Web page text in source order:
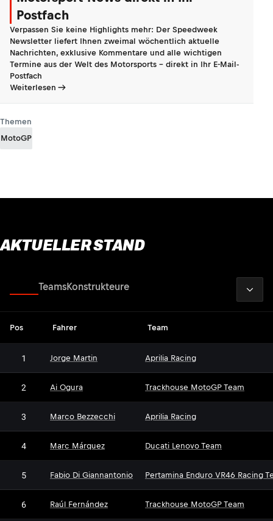
Postfach
Verpassen Sie keine Highlights mehr: Der Speedweek
Newsletter liefert Ihnen zweimal wöchentlich aktuelle
Nachrichten, exklusive Kommentare und alle wichtigen
Termine aus der Welt des Motorsports - direkt in Ihr E-Mail-
Postfach
Weiterlesen
Themen
MotoGP
AKTUELLER STAND
TeamsKonstrukteure
Pos Fahrer Team
1 Jorge Martin Aprilia Racing
2 Ai Ogura Trackhouse MotoGP Team
3 Marco Bezzecchi Aprilia Racing
4 Marc Márquez Ducati Lenovo Team
5 Fabio Di Giannantonio Pertamina Enduro VR46 Racing
6 Raúl Fernández Trackhouse MotoGP Team